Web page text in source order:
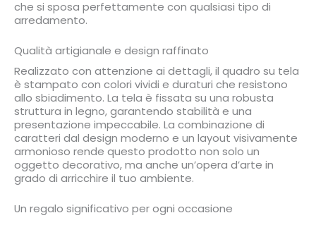
che si sposa perfettamente con qualsiasi tipo di
arredamento.
Qualità artigianale e design raffinato
Realizzato con attenzione ai dettagli, il quadro su tela
è stampato con colori vividi e duraturi che resistono
allo sbiadimento. La tela è fissata su una robusta
struttura in legno, garantendo stabilità e una
presentazione impeccabile. La combinazione di
caratteri dal design moderno e un layout visivamente
armonioso rende questo prodotto non solo un
oggetto decorativo, ma anche un’opera d’arte in
grado di arricchire il tuo ambiente.
Un regalo significativo per ogni occasione